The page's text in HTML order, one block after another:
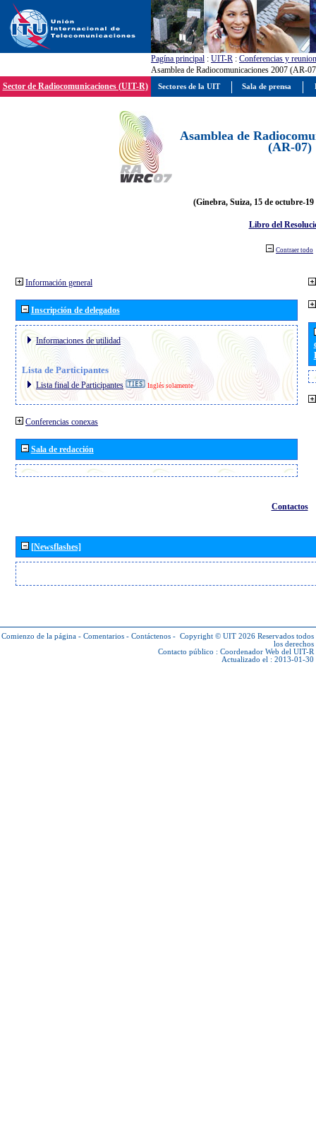
Pagína principal : UIT-R : Conferencias y
Asamblea de Radiocomunicaciones 2007 (AR-
Sector de Radiocomunicaciones (UIT-R)
Asamblea de
(AR-07)
(Ginebra, Suiza, 15 de octubre-19
Libro del
Contraer todo
Información general
Inscripción de delegados
Informaciones de utilidad
Lista de Participantes
Lista final de Participantes Inglés solamente
Conferencias conexas
Sala de redacción
Contactos
[Newsflashes]
Comienzo de la página - Comentarios - Contáctenos - Copyright © UIT 2026 Reservados todos
los derechos
Contacto público : Coordenador Web del UIT-R
Actualizado el : 2013-01-30
Sectores de la UIT Sala de prensa